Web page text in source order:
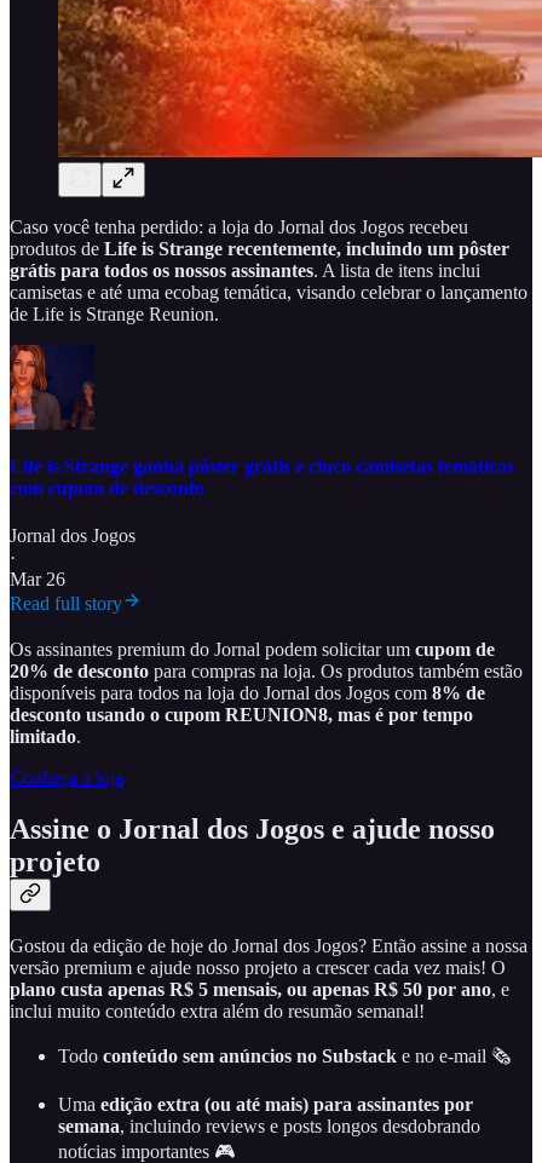
Caso você tenha perdido: a loja do Jornal dos Jogos recebeu
produtos de Life is Strange recentemente, incluindo um pôster
grátis para todos os nossos assinantes. A lista de itens inclui
camisetas e até uma ecobag temática, visando celebrar o lançamento
de Life is Strange Reunion.
Life is Strange ganha pôster grátis e cinco camisetas temáticas
com cupom de desconto
Jornal dos Jogos
·
Mar 26
Read full story
Os assinantes premium do Jornal podem solicitar um cupom de
20% de desconto para compras na loja. Os produtos também estão
disponíveis para todos na loja do Jornal dos Jogos com 8% de
desconto usando o cupom REUNION8, mas é por tempo
limitado.
Conheça a loja
Assine o Jornal dos Jogos e ajude nosso
projeto
Gostou da edição de hoje do Jornal dos Jogos? Então assine a nossa
versão premium e ajude nosso projeto a crescer cada vez mais! O
plano custa apenas R$ 5 mensais, ou apenas R$ 50 por ano, e
inclui muito conteúdo extra além do resumão semanal!
Todo conteúdo sem anúncios no Substack e no e-mail 🗞️
Uma edição extra (ou até mais) para assinantes por
semana, incluindo reviews e posts longos desdobrando
notícias importantes 🎮